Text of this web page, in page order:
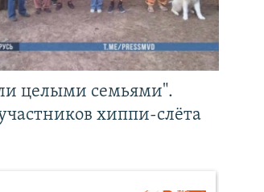
целыми семьями".
хиппи-слёта